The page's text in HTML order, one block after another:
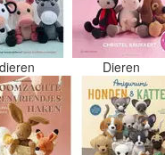
dieren Dieren